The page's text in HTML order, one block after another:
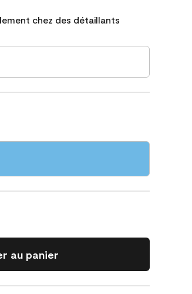
chez des détaillants
au panier